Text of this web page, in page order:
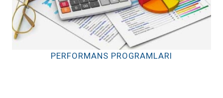
PERFORMANS PROGRAMLARI